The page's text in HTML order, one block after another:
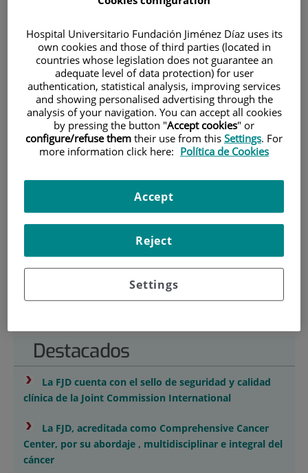
Investigación
Teléfono de atención al usuario
900 301 013
Destacados
›
La FJD cuenta con el sello de seguridad y calidad
clínica de la Joint Commission International
›
La FJD, acreditada como Comprehensive Cancer
Center, por su abordaje , multidisciplinar e integral del
cáncer
Hospital Universitario Fundación Jiménez Díaz uses its
own cookies and those of third parties (located in
countries whose legislation does not guarantee an
adequate level of data protection) for user
authentication, statistical analysis, improving services
and showing personalised advertising through the
analysis of your navigation. You can accept all cookies
by pressing the button "Accept cookies" or
configure/refuse them their use from this Settings. For
more information click here: Política de Cookies
Settings
Reject
Accept